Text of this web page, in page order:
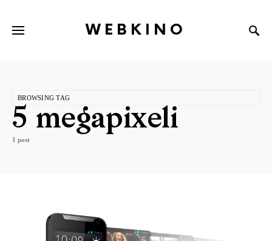
WEBKINO
BROWSING TAG
5 megapixeli
1 post